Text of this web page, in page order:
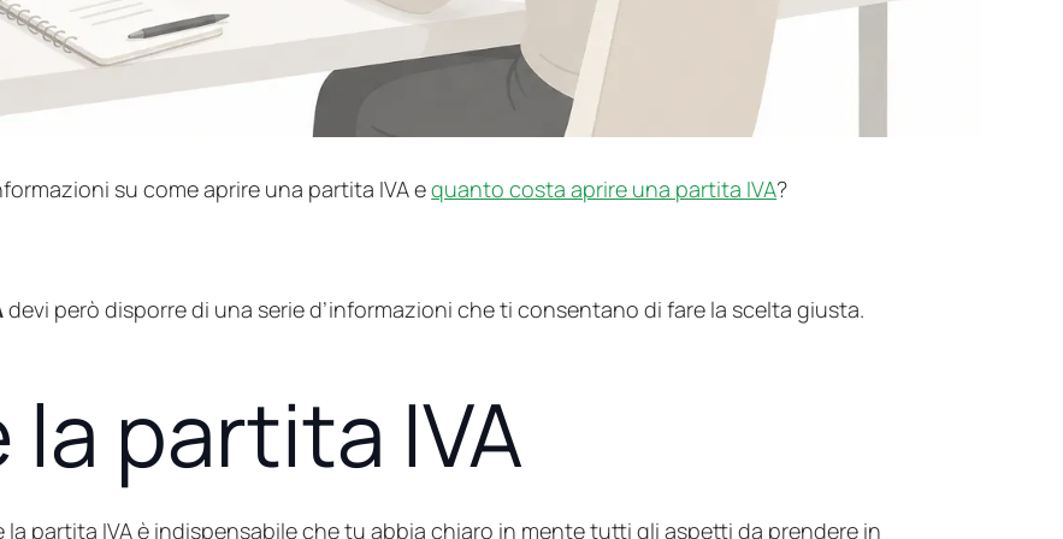
su come aprire una partita IVA equanto costa aprire una partita IVA?
devi però disporre di una serie d’informazioni che ti consentano di fare la scelta giusta.
partita IVA
partita IVA è indispensabile che tu abbia chiaro in mente tutti gli aspetti da prendere in